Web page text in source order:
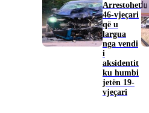
Arrestohet
46-vjeçari
që u
largua
nga vendi
i
aksidentit
ku humbi
jetën 19-
vjeçari